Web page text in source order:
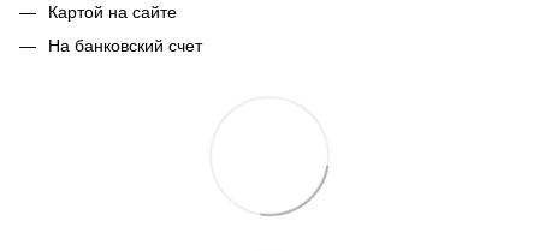
Картой на сайте
На банковский счет